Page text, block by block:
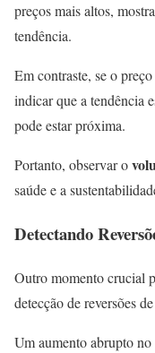
preços mais altos,
tendência.
Em contraste, se o
indicar que a tendência
pode estar próxima.
Portanto, observar o
saúde e a
Detectando
Outro momento crucial
detecção de reversões
Um aumento abrupto no